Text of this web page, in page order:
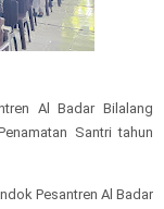
Al Badar Bilalang
Santri tahun
Pesantren Al Badar